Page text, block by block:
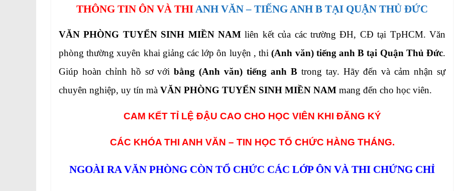
THÔNG TIN ÔN VÀ THIANH VĂN – TIẾNG ANH B TẠI QUẬN THỦ ĐỨC
VĂN PHÒNG TUYỂN SINH MIỀN NAM liên kết của các trường ĐH, CĐ tại TpHCM. Văn
phòng thường xuyên khai giảng các lớp ôn luyện , thi(Anh văn) tiếng anh B tại Quận Thủ Đức.
Giúp hoàn chỉnh hồ sơ vớibằng (Anh văn) tiếng anh Btrong tay. Hãy đến và cảm nhận sự
chuyên nghiệp, uy tín mà VĂN PHÒNG TUYỂN SINH MIỀN NAM mang đến cho học viên.
CAM KẾT TỈ LỆ ĐẬU CAO CHO HỌC VIÊN KHI ĐĂNG KÝ
CÁC KHÓA THI ANH VĂN – TIN HỌC TỔ CHỨC HÀNG THÁNG.
NGOÀI RA VĂN PHÒNG CÒN TỔ CHỨC CÁC LỚP ÔN VÀ THI CHỨNG CHỈ